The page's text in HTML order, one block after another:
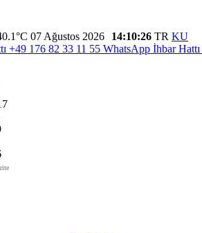
07 Ağustos 2026 14:10:27 TR KU
+49 176 82 33 11 55 WhatsApp İhbar Hattı